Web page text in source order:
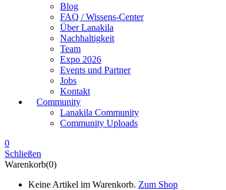
Blog
FAQ / Wissens-Center
Über Lanakila
Nachhaltigkeit
Team
Expo 2026
Events und Partner
Jobs
Kontakt
Community
Lanakila Community
Community Uploads
0
Schließen
Warenkorb(0)
Keine Artikel im Warenkorb. Zum Shop